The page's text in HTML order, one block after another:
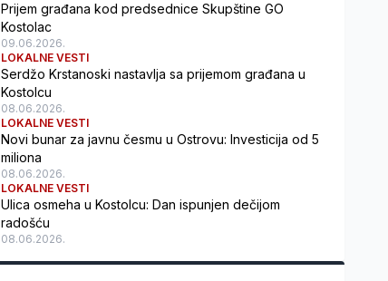
Prijem građana kod predsednice Skupštine GO
Kostolac
09.06.2026.
LOKALNE VESTI
Serdžo Krstanoski nastavlja sa prijemom građana u
Kostolcu
08.06.2026.
LOKALNE VESTI
Novi bunar za javnu česmu u Ostrovu: Investicija od 5
miliona
08.06.2026.
LOKALNE VESTI
Ulica osmeha u Kostolcu: Dan ispunjen dečijom
radošću
08.06.2026.